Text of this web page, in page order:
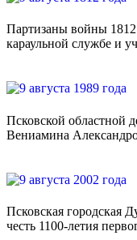
Партизаны войны
караульной службе и
Псковской областной
Вениамина
Псковская городская
честь 1100-летия